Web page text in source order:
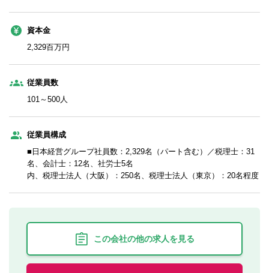
資本金
2,329百万円
従業員数
101～500人
従業員構成
■日本経営グループ社員数：2,329名（パート含む）／税理士：31
名、会計士：12名、社労士5名
内、税理士法人（大阪）：250名、税理士法人（東京）：20名程度
この会社の他の求人を見る